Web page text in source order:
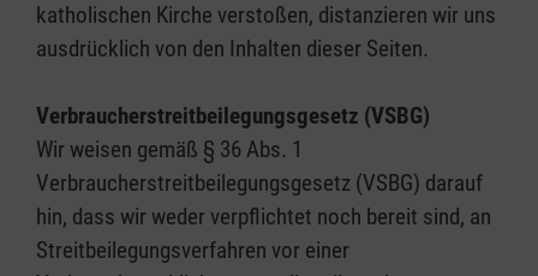
katholischen Kirche verstoßen, distanzieren wir uns
ausdrücklich von den Inhalten dieser Seiten.
Verbraucherstreitbeilegungsgesetz (VSBG)
Wir weisen gemäß § 36 Abs. 1
Verbraucherstreitbeilegungsgesetz (VSBG) darauf
hin, dass wir weder verpflichtet noch bereit sind, an
Streitbeilegungsverfahren vor einer